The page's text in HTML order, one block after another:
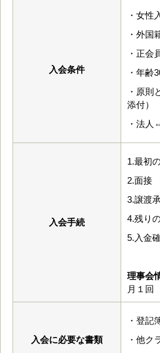
入会条件
・女性
・外国
・正会
・年齢
・原則
添付）
・法人
入会手続
1.最初
2.面接
3.譲渡
4.残り
5.入金
理事会
月１回
入会に必要な書類
・登記
・他ク